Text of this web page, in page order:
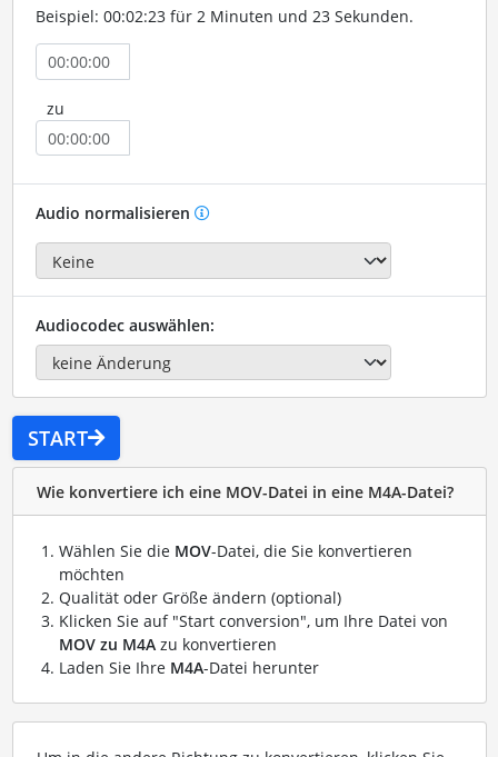
Beispiel: 00:02:23 für 2 Minuten und 23 Sekunden.
zu
Audio normalisieren
Audiocodec auswählen:
START
Wie konvertiere ich eine MOV-Datei in eine M4A-Datei?
Wählen Sie die MOV-Datei, die Sie konvertieren
möchten
Qualität oder Größe ändern (optional)
Klicken Sie auf "Start conversion", um Ihre Datei von
MOV zu M4Azu konvertieren
Laden Sie Ihre M4A-Datei herunter